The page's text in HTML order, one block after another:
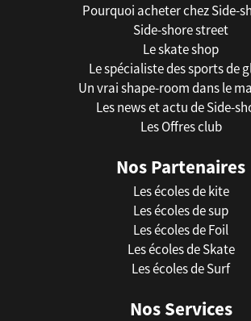
Pourquoi acheter chez Side-
Side-shore street
Le skate shop
Le spécialiste des sports de
Un vrai shape-room dans le
Les news et actu de Side-
Les Offres club
Nos Partenaires
Les écoles de kite
Les écoles de sup
Les écoles de Foil
Les écoles de Skate
Les écoles de Surf
Nos Services